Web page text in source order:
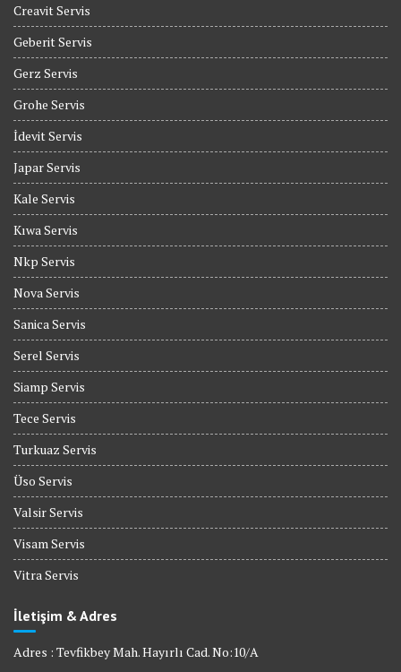
Creavit Servis
Geberit Servis
Gerz Servis
Grohe Servis
İdevit Servis
Japar Servis
Kale Servis
Kıwa Servis
Nkp Servis
Nova Servis
Sanica Servis
Serel Servis
Siamp Servis
Tece Servis
Turkuaz Servis
Üso Servis
Valsir Servis
Visam Servis
Vitra Servis
İletişim & Adres
Adres : Tevfikbey Mah. Hayırlı Cad. No:10/A